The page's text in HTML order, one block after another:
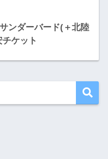
ンダーバード(＋北陸
ケット